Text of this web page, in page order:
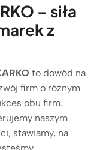
– siła
z
to dowód na
firm o różnym
obu firm.
naszym
stawiamy, na